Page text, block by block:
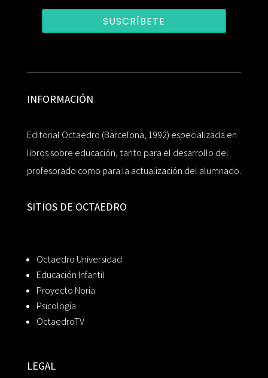
SUSCRÍBETE
INFORMACIÓN
Editorial Octaedro (Barcelona, 1992) especializada en
libros sobre educación, tanto para el desarrollo del
profesorado como para la actualización del alumnado.
SITIOS DE OCTAEDRO
Octaedro Universidad
Educación Infantil
Proyecto Noria
Psicología
OctaedroTV
LEGAL